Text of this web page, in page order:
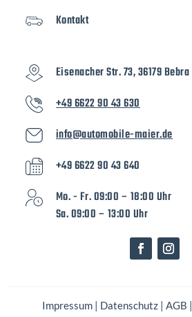
Kontakt
Eisenacher Str. 73, 36179 Bebra
+49 6622 90 43 630
info@automobile-maier.de
+49 6622 90 43 640
Mo. - Fr. 09:00 – 18:00 Uhr
Sa. 09:00 – 13:00 Uhr
Impressum | Datenschutz | AGB |